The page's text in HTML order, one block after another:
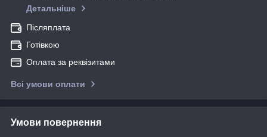
Детальніше
Післяплата
Готівкою
Оплата за реквізитами
Всі умови оплати
Умови повернення